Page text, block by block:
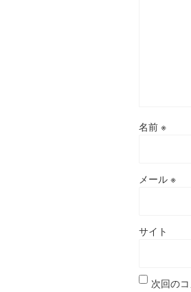
名前 ※
メール ※
サイト
次回の